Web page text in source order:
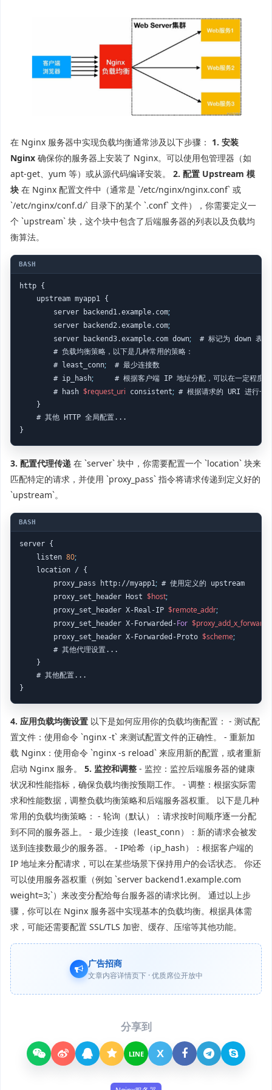
在 Nginx 服务器中实现负载均衡通常涉及以下步骤： 1. 安装
Nginx 确保你的服务器上安装了 Nginx。可以使用包管理器（如
apt-get、yum 等）或从源代码编译安装。 2. 配置 Upstream 模
块 在 Nginx 配置文件中（通常是 `/etc/nginx/nginx.conf` 或
`/etc/nginx/conf.d/` 目录下的某个 `.conf` 文件），你需要定义一
个 `upstream` 块，这个块中包含了后端服务器的列表以及负载均
衡算法。
http {
upstream myapp1 {
server backend1.example.com;
server backend2.example.com;
server backend3.example.com down; # 标记为 down 表示
# 负载均衡策略，以下是几种常用的策略：
# least_conn; # 最少连接数
# ip_hash; # 根据客户端 IP 地址分配，可以在一定程度上
# hash $request_uri consistent; # 根据请求的 URI 进行一
}
# 其他 HTTP 全局配置...
}
3. 配置代理传递 在 `server` 块中，你需要配置一个 `location` 块来
匹配特定的请求，并使用 `proxy_pass` 指令将请求传递到定义好的
`upstream`。
server {
listen 80;
location / {
proxy_pass http://myapp1; # 使用定义的 upstream
proxy_set_header Host $host;
proxy_set_header X-Real-IP $remote_addr;
proxy_set_header X-Forwarded-For
proxy_set_header X-Forwarded-Proto $scheme;
# 其他代理设置...
}
# 其他配置...
}
4. 应用负载均衡设置 以下是如何应用你的负载均衡配置： - 测试配
置文件：使用命令 `nginx -t` 来测试配置文件的正确性。 - 重新加
载 Nginx：使用命令 `nginx -s reload` 来应用新的配置，或者重新
启动 Nginx 服务。 5. 监控和调整 - 监控：监控后端服务器的健康
状况和性能指标，确保负载均衡按预期工作。 - 调整：根据实际需
求和性能数据，调整负载均衡策略和后端服务器权重。 以下是几种
常用的负载均衡策略： - 轮询（默认）：请求按时间顺序逐一分配
到不同的服务器上。 - 最少连接（least_conn）：新的请求会被发
送到连接数最少的服务器。 - IP哈希（ip_hash）：根据客户端的
IP 地址来分配请求，可以在某些场景下保持用户的会话状态。 你还
可以使用服务器权重（例如 `server backend1.example.com
weight=3;`）来改变分配给每台服务器的请求比例。 通过以上步
骤，你可以在 Nginx 服务器中实现基本的负载均衡。根据具体需
求，可能还需要配置 SSL/TLS 加密、缓存、压缩等其他功能。
广告招商
文章内容详情页下 · 优质席位开放中
分享到
LINE X